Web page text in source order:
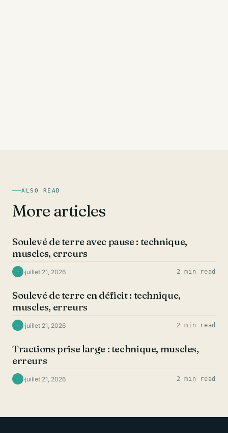
ALSO READ
More articles
Soulevé de terre avec pause : technique,
muscles, erreurs
· ·juillet 21, 2026 2 min read
Soulevé de terre en déficit : technique,
muscles, erreurs
· ·juillet 21, 2026 2 min read
Tractions prise large : technique, muscles,
erreurs
· ·juillet 21, 2026 2 min read